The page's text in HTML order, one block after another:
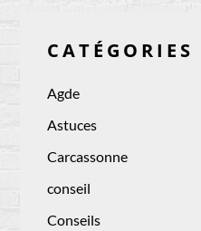
CATÉGORIES
Agde
Astuces
Carcassonne
conseil
Conseils